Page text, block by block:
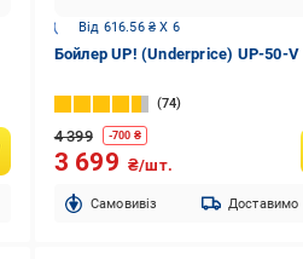
Від 616.56 ₴ X 6
Бойлер UP! (Underprice) UP-50-V
74
4 399 -700 ₴
3 699 ₴/шт.
Cамовивіз Доставимо